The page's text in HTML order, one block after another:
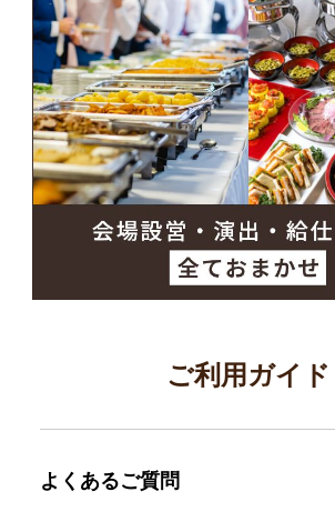
ご利用ガイド
よくあるご質問